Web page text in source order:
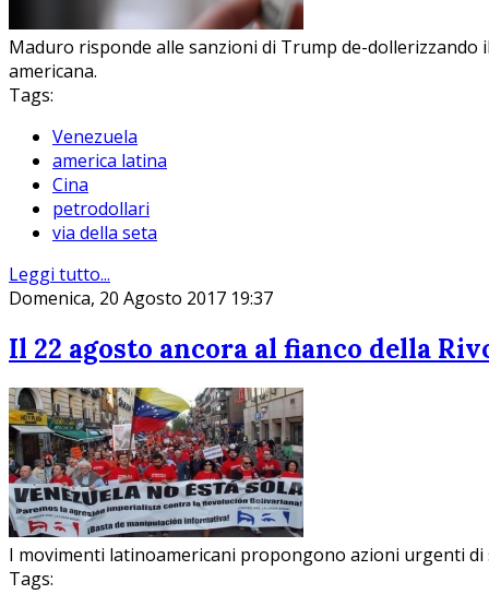
Maduro risponde alle sanzioni di Trump de-
americana.
Tags:
Venezuela
america latina
Cina
petrodollari
via della seta
Leggi tutto...
Domenica, 20 Agosto 2017 19:37
Il 22 agosto ancora al fianco della
I movimenti latinoamericani propongono azioni urgenti
Tags: